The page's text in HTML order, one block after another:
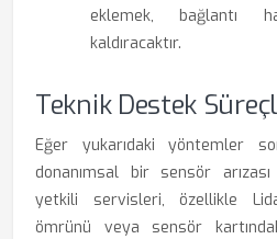
eklemek, bağlantı
kaldıracaktır.
Teknik Destek
Eğer yukarıdaki yöntemler
donanımsal bir sensör
yetkili servisleri, özellikle
ömrünü veya sensör